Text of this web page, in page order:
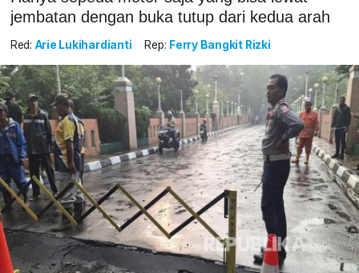
jembatan dengan buka tutup dari kedua arah
Red: Arie Lukihardianti Rep: Ferry Bangkit Rizki